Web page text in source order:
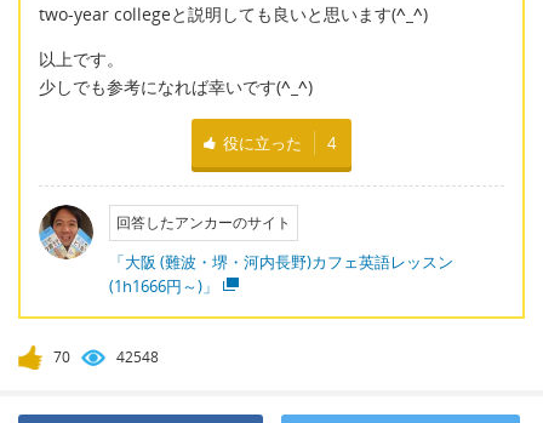
two-year collegeと説明しても良いと思います(^_^)
以上です。
少しでも参考になれば幸いです(^_^)
役に立った 4
回答したアンカーのサイト
「大阪 (難波・堺・河内長野)カフェ英語レッスン
(1h1666円～)」
70 42548